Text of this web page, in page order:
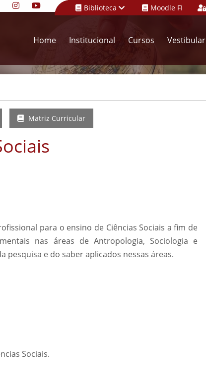
Biblioteca Moodle FI
Home Institucional Cursos Vestibular
Matriz Curricular
para o ensino de Ciências Sociais a fim de
nas áreas de Antropologia, Sociologia e
pesquisa e do saber aplicados nessas áreas.
Sociais.